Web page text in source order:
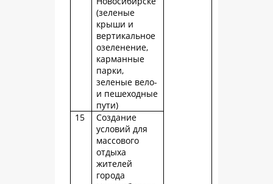
(зеленые
крыши и
вертикальное
озеленение,
карманные
парки,
зеленые вело-
и пешеходные
пути)
15
Создание
условий для
массового
отдыха
жителей
города